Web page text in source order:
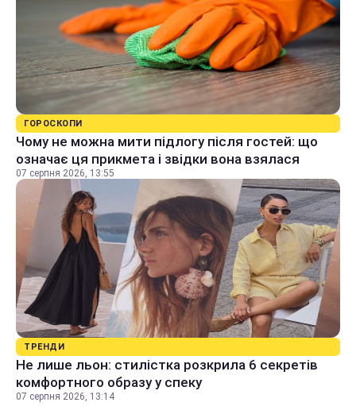
ГОРОСКОПИ
Чому не можна мити підлогу після гостей: що
означає ця прикмета і звідки вона взялася
07 серпня 2026, 13:55
ТРЕНДИ
Не лише льон: стилістка розкрила 6 секретів
комфортного образу у спеку
07 серпня 2026, 13:14